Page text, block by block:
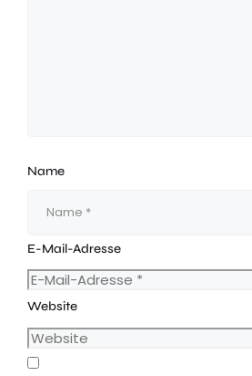
Name
E-Mail-Adresse
Website